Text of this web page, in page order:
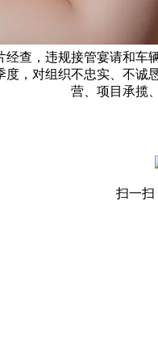
查，违规接管宴请和
，对组织不忠实、不
营、项目承揽
扫一扫